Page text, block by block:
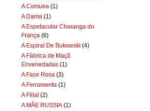
A Comuna (1)
A Dama (1)
A Espetacular Charanga do
França (6)
A Espiral De Bukowski (4)
A Fábrica de Maçã
Envenedadas (1)
A Fase Rosa (3)
A Ferramenta (1)
A Filial (2)
A MÃE RUSSIA (1)